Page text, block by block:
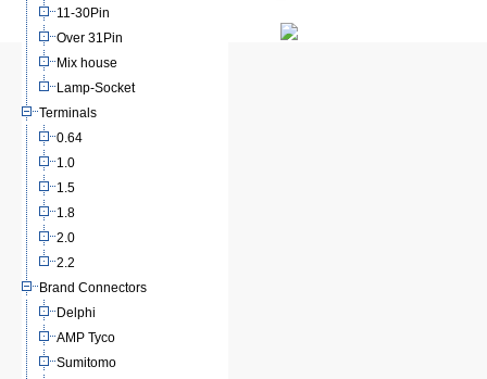
11-30Pin
Over 31Pin
Mix house
Lamp-Socket
Terminals
0.64
1.0
1.5
1.8
2.0
2.2
Brand Connectors
Delphi
AMP Tyco
Sumitomo